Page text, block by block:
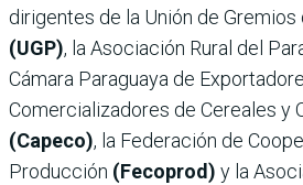
dirigentes de la Unión de
(UGP), la Asociación Rural del
Cámara Paraguaya de
Comercializadores de Cereales y
(Capeco), la Federación de
Producción (Fecoprod) y la